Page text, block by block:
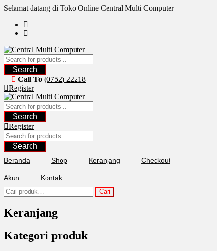
Skip
content
Selamat datang di Toko Online Central Multi Computer
Search
Call To (0752) 22218
Register
Search
Register
Search
Beranda Shop Keranjang Checkout
Akun Kontak
Pencarian
untuk:
Cari
Keranjang
Kategori produk